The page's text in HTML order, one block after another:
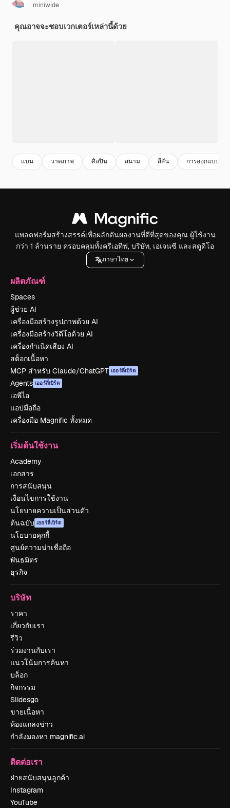
miniwide
คุณอาจจะชอบเวกเตอร์เหล่านี้ด้วย
แบน วาดภาพ ศิลปิน สนาม สีสัน การออกแบบ
แพลตฟอร์มสร้างสรรค์เพื่อผลักดันผลงานที่ดีที่สุดของคุณ ผู้ใช้งาน
กว่า 1 ล้านราย ครอบคลุมทั้งครีเอทีฟ, บริษัท, เอเจนซี และสตูดิโอ
ภาษาไทย
ผลิตภัณฑ์
Spaces
ผู้ช่วย AI
เครื่องมือสร้างรูปภาพด้วย AI
เครื่องมือสร้างวิดีโอด้วย AI
เครื่องกำเนิดเสียง AI
สต็อกเนื้อหา
MCP สำหรับ Claude/ChatGPT เออร์ลี่เบิร์ด
Agents เออร์ลี่เบิร์ด
เอพีไอ
แอปมือถือ
เครื่องมือ Magnific ทั้งหมด
เริ่มต้นใช้งาน
Academy
เอกสาร
การสนับสนุน
เงื่อนไขการใช้งาน
นโยบายความเป็นส่วนตัว
ต้นฉบับ เออร์ลี่เบิร์ด
นโยบายคุกกี้
ศูนย์ความน่าเชื่อถือ
พันธมิตร
ธุรกิจ
บริษัท
ราคา
เกี่ยวกับเรา
รีวิว
ร่วมงานกับเรา
แนวโน้มการค้นหา
บล็อก
กิจกรรม
Slidesgo
ขายเนื้อหา
ห้องแถลงข่าว
กำลังมองหา magnific.ai
ติดต่อเรา
ฝ่ายสนับสนุนลูกค้า
Instagram
YouTube